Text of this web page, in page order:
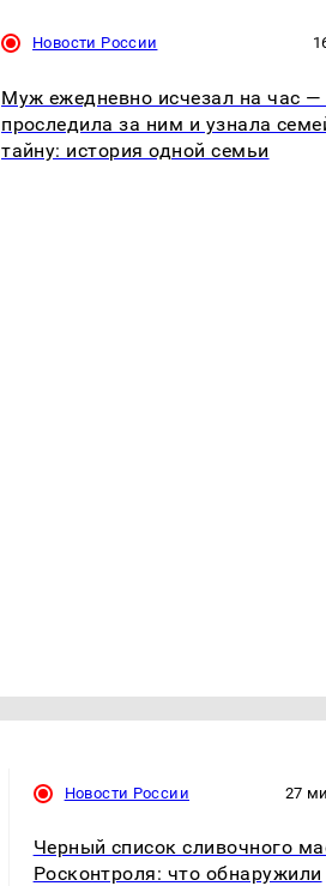
Новости России
Муж ежедневно исчезал на час —
проследила за ним и узнала
тайну: история одной семьи
Новости России 27
Черный список сливочного
Росконтроля: что обнаружили